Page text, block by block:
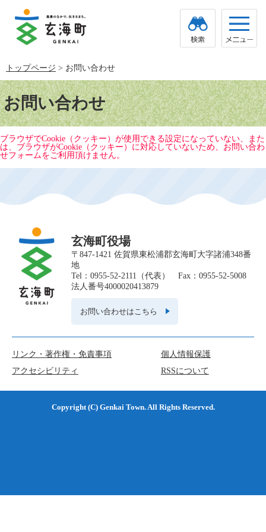
で
す。
ば
し
て
本
文
へ
トップページ > お問い合わせ
本
文お問い合わせ
ブラウザでCookie（クッキー）が使用できる設定になっていない、また
は、ブラウザがCookie（クッキー）に対応していないため、お問い合わ
せフォームをご利用頂けません。
玄海町役場
〒847-1421 佐賀県東松浦郡玄海町大字諸浦348番
地
Tel：0955-52-2111（代表） Fax：0955-52-5008
法人番号4000020413879
お問い合わせはこちら
リンク・著作権・免責事項
個人情報保護
アクセシビリティ
RSSについて
Copyright (C) Genkai Town. All Rights Reserved.